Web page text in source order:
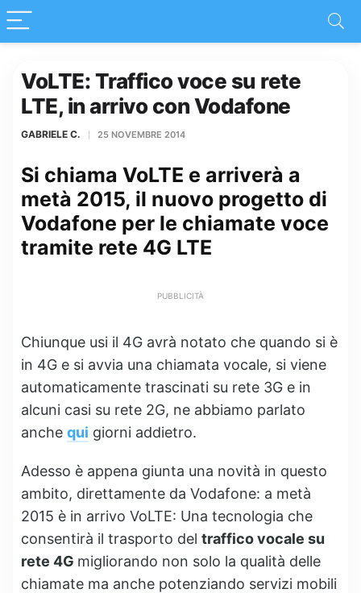
VoLTE: Traffico voce su rete
LTE, in arrivo con Vodafone
GABRIELE C. 25 NOVEMBRE 2014
Si chiama VoLTE e arriverà a
metà 2015, il nuovo progetto di
Vodafone per le chiamate voce
tramite rete 4G LTE
PUBBLICITÀ
Chiunque usi il 4G avrà notato che quando si è
in 4G e si avvia una chiamata vocale, si viene
automaticamente trascinati su rete 3G e in
alcuni casi su rete 2G, ne abbiamo parlato
anche qui giorni addietro.
Adesso è appena giunta una novità in questo
ambito, direttamente da Vodafone: a metà
2015 è in arrivo VoLTE: Una tecnologia che
consentirà il trasporto del traffico vocale su
rete 4G migliorando non solo la qualità delle
chiamate ma anche potenziando servizi mobili